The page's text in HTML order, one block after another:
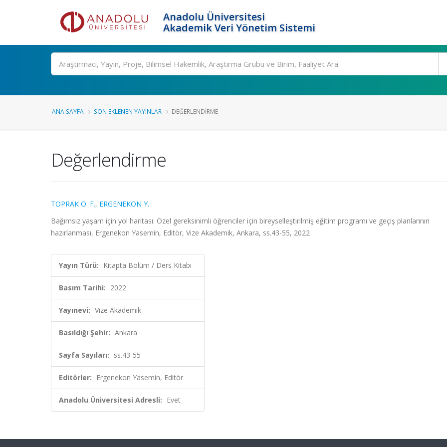
Anadolu Üniversitesi
Akademik Veri Yönetim Sistemi
Ara
ANA SAYFA SON EKLENEN YAYINLAR DEĞERLENDIRME
Değerlendirme
TOPRAK Ö. F., ERGENEKON Y.
Bağımsız yaşam için yol haritası: Özel gereksinimli öğrenciler için bireyselleştirilmiş eğitim programı ve geçiş planlarının
hazırlanması, Ergenekon Yasemin, Editör, Vize Akademik, Ankara, ss.43-55, 2022
Yayın Türü: Kitapta Bölüm / Ders Kitabı
Basım Tarihi: 2022
Yayınevi: Vize Akademik
Basıldığı Şehir: Ankara
Sayfa Sayıları: ss.43-55
Editörler: Ergenekon Yasemin, Editör
Anadolu Üniversitesi Adresli: Evet